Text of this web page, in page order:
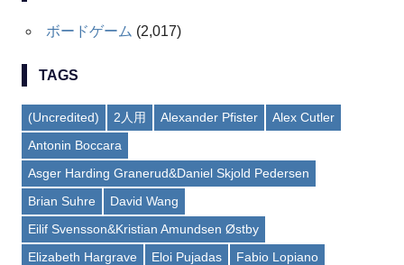
ボードゲーム (2,017)
TAGS
(Uncredited) 2人用 Alexander Pfister
Alex Cutler
Antonin Boccara
Asger Harding Granerud&Daniel Skjold Pedersen
Brian Suhre
David Wang
Eilif Svensson&Kristian Amundsen Østby
Elizabeth Hargrave
Eloi Pujadas
Fabio Lopiano